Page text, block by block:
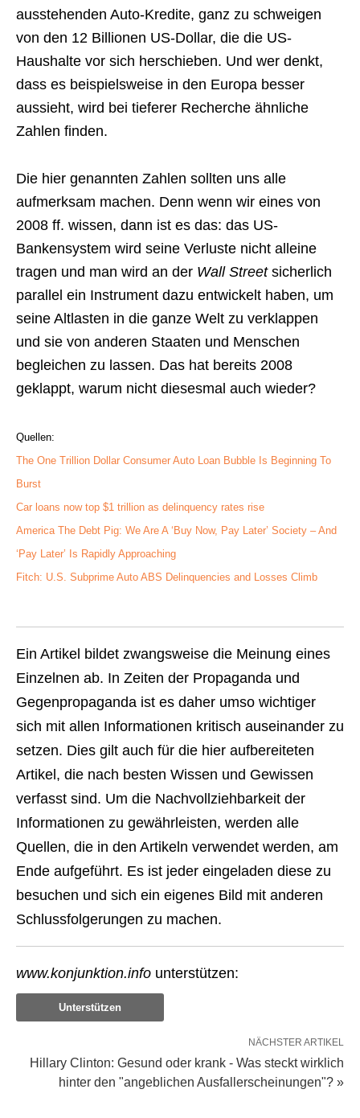
ausstehenden Auto-Kredite, ganz zu schweigen
von den 12 Billionen US-Dollar, die die US-
Haushalte vor sich herschieben. Und wer denkt,
dass es beispielsweise in den Europa besser
aussieht, wird bei tieferer Recherche ähnliche
Zahlen finden.
Die hier genannten Zahlen sollten uns alle
aufmerksam machen. Denn wenn wir eines von
2008 ff. wissen, dann ist es das: das US-
Bankensystem wird seine Verluste nicht alleine
tragen und man wird an der Wall Streetsicherlich
parallel ein Instrument dazu entwickelt haben, um
seine Altlasten in die ganze Welt zu verklappen
und sie von anderen Staaten und Menschen
begleichen zu lassen. Das hat bereits 2008
geklappt, warum nicht diesesmal auch wieder?
Quellen:
The One Trillion Dollar Consumer Auto Loan Bubble Is Beginning To
Burst
Car loans now top $1 trillion as delinquency rates rise
America The Debt Pig: We Are A ‘Buy Now, Pay Later’ Society – And
‘Pay Later’ Is Rapidly Approaching
Fitch: U.S. Subprime Auto ABS Delinquencies and Losses Climb
Ein Artikel bildet zwangsweise die Meinung eines
Einzelnen ab. In Zeiten der Propaganda und
Gegenpropaganda ist es daher umso wichtiger
sich mit allen Informationen kritisch auseinander zu
setzen. Dies gilt auch für die hier aufbereiteten
Artikel, die nach besten Wissen und Gewissen
verfasst sind. Um die Nachvollziehbarkeit der
Informationen zu gewährleisten, werden alle
Quellen, die in den Artikeln verwendet werden, am
Ende aufgeführt. Es ist jeder eingeladen diese zu
besuchen und sich ein eigenes Bild mit anderen
Schlussfolgerungen zu machen.
www.konjunktion.info unterstützen:
Unterstützen
NÄCHSTER ARTIKEL
Hillary Clinton: Gesund oder krank - Was steckt wirklich
hinter den "angeblichen Ausfallerscheinungen"? »